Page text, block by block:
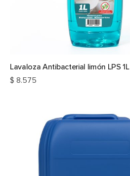
Lavaloza Antibacterial limón LPS 1L
$ 8.575